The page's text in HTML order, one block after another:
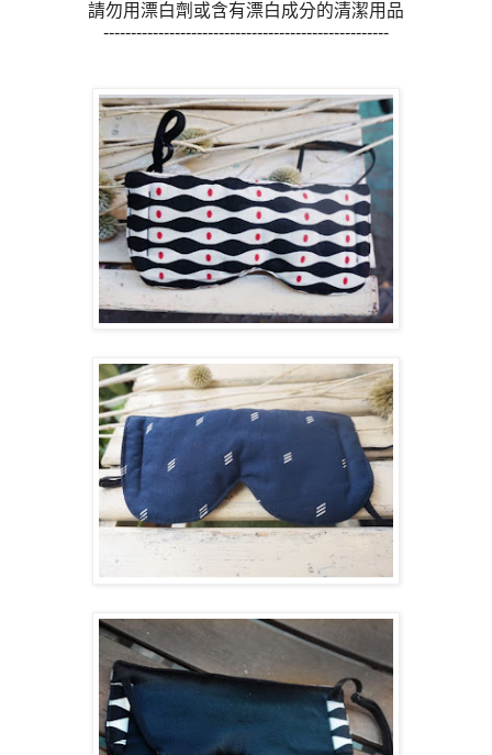
請勿用漂白劑或含有漂白成分的清潔用品
----------------------------------------------------